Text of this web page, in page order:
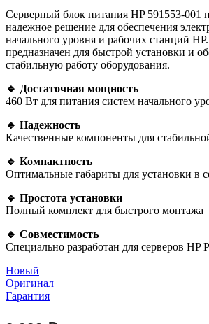
Серверный блок питания HP 591553-001
надежное решение для обеспечения
начального уровня и рабочих станций
предназначен для быстрой установки и
стабильную работу оборудования.
🔹 Достаточная мощность
460 Вт для питания систем начального
🔹 Надежность
Качественные компоненты для
🔹 Компактность
Оптимальные габариты для установки в
🔹 Простота установки
Полный комплект для быстрого монтажа
🔹 Совместимость
Специально разработан для серверов HP
Новый
Оригинал
Гарантия